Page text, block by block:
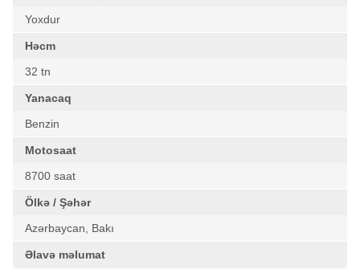
Yoxdur
Həcm
32 tn
Yanacaq
Benzin
Motosaat
8700 saat
Ölkə / Şəhər
Azərbaycan, Bakı
Əlavə məlumat